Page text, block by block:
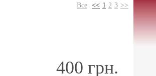
Все << 1 2 3 >>
400 грн.